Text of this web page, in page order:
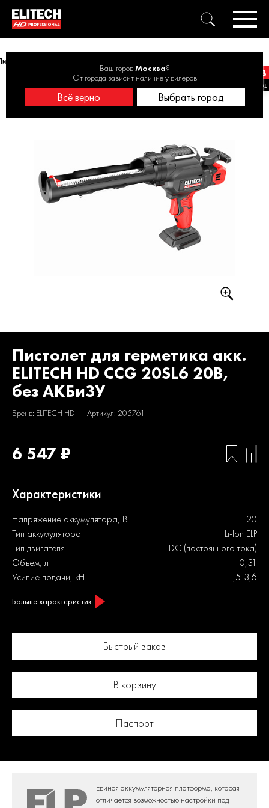
Ваш городМосква?
От города зависит наличие у дилеров
Всё верно Выбрать город
для герметика акк. ELITECH HD CCG 20SL6 20В, без АКБиЗУ
Пистолет для герметика акк.
ELITECH HD CCG 20SL6 20В,
без АКБиЗУ
Бренд: ELITECH HD Артикул: 205761
6 547 ₽
Характеристики
Напряжение аккумулятора, В
20
Тип аккумулятора
Li-Ion ELP
Тип двигателя
DC (постоянного тока)
Объем, л
0,31
Усилие подачи, кН
1,5-3,6
Больше характеристик
Быстрый заказ
В корзину
Паспорт
Единая аккумуляторная платформа, которая
отличается возможностью настройки под